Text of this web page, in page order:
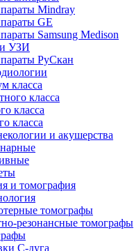
Mindray
GE
Samsung Medison
УЗИ
РуСкан
класса
класса
класса
класса
и акушерства
и томография
томографы
резонансные томографы
С-дуга